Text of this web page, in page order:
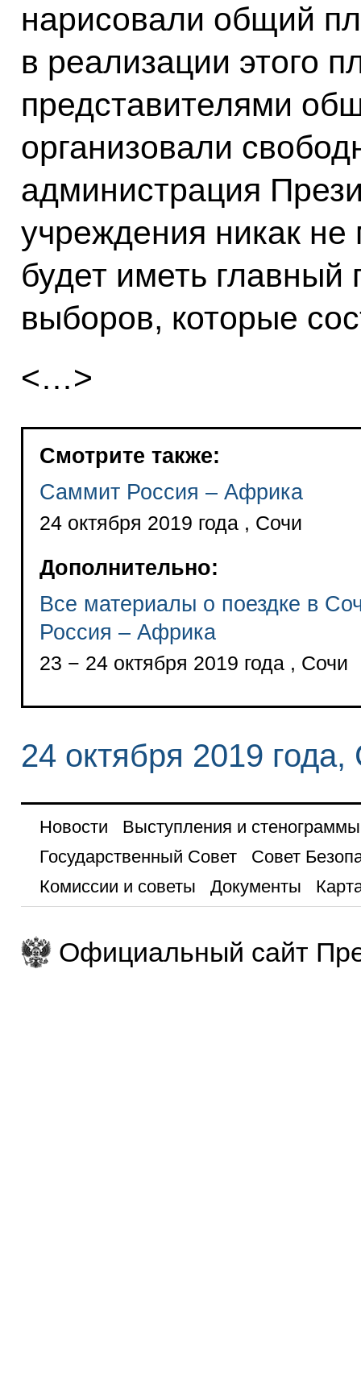
нарисовали общий
в реализации этого
представителями
организовали
администрация
учреждения никак не
будет иметь главный
выборов, которые
<…>
Смотрите также:
Саммит Россия – Африка
24 октября 2019 года , Сочи
Дополнительно:
Все материалы о поездке в
Россия – Африка
23 − 24 октября 2019 года , Сочи
24 октября 2019 года,
Новости
Выступления и стенограммы
Государственный Совет
Совет
Комиссии и советы
Документы
Официальный сайт